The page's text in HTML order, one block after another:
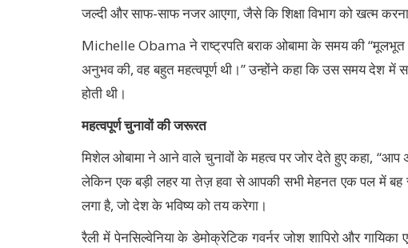
जल्दी और साफ-साफ नजर आएगा, जैसे कि शिक्षा विभाग को खत्म
Michelle Obama ने राष्ट्रपति बराक ओबामा के समय की
अनुभव की, वह बहुत महत्वपूर्ण थी।” उन्होंने कहा कि उस समय देश में
होती थी।
महत्वपूर्ण चुनावों की जरूरत
मिशेल ओबामा ने आने वाले चुनावों के महत्व पर जोर देते हुए कहा,
लेकिन एक बड़ी लहर या तेज़ हवा से आपकी सभी मेहनत एक पल में बह
लगा है, जो देश के भविष्य को तय करेगा।
रैली में पेनसिल्वेनिया के डेमोक्रेटिक गवर्नर जोश शापिरो और